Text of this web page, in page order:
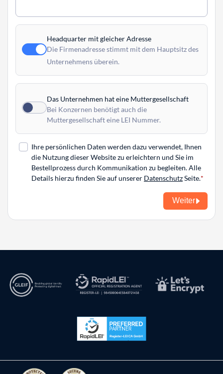
Headquarter mit gleicher Adresse
Die Firmenadresse stimmt mit dem Hauptsitz des
Unternehmens überein.
Das Unternehmen hat eine Muttergesellschaft
Bei Konzernen benötigt auch die
Muttergesellschaft eine LEI Nummer.
Ihre persönlichen Daten werden dazu verwendet, Ihnen
die Nutzung dieser Website zu erleichtern und Sie im
Bestellprozess durch Kommunikation zu begleiten. Alle
Details hierzu finden Sie auf unserer DatenschutzSeite.
Weiter